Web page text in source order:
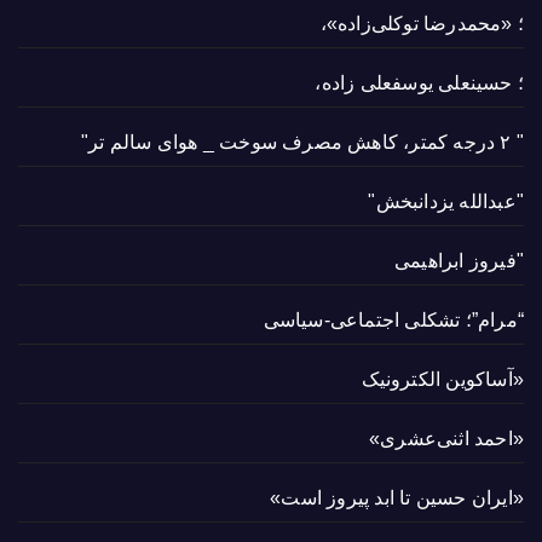
؛ «محمدرضا توکلی‌زاده»،
؛ حسینعلی یوسفعلی زاده،
" ۲ درجه کمتر، کاهش مصرف سوخت _ هوای سالم تر"
"عبدالله یزدانبخش"
"فیروز ابراهیمی
“مرام”؛ تشکلی اجتماعی-سیاسی
«آساکوین الکترونیک
«احمد اثنی‌عشری»
«ایران حسین تا ابد پیروز است»